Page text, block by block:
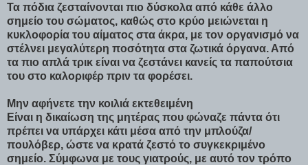
Τα πόδια ζεσταίνονται πιο δύσκολα από κάθε άλλο
σημείο του σώματος, καθώς στο κρύο μειώνεται η
κυκλοφορία του αίματος στα άκρα, με τον οργανισμό να
στέλνει μεγαλύτερη ποσότητα στα ζωτικά όργανα. Από
τα πιο απλά τρικ είναι να ζεστάνει κανείς τα παπούτσια
του στο καλοριφέρ πριν τα φορέσει.
Μην αφήνετε την κοιλιά εκτεθειμένη
Είναι η δικαίωση της μητέρας που φώναζε πάντα ότι
πρέπει να υπάρχει κάτι μέσα από την μπλούζα/
πουλόβερ, ώστε να κρατά ζεστό το συγκεκριμένο
σημείο. Σύμφωνα με τους γιατρούς, με αυτό τον τρόπο